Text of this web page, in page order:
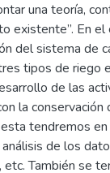
una teoría,
existente”. En el
del sistema de
tipos de riego
de las
la conservación
tendremos
de los
También se